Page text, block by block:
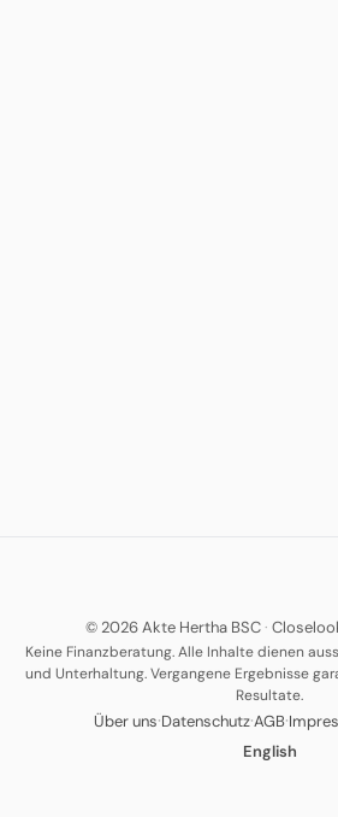
© 2026 Akte Hertha BSC·
Keine Finanzberatung. Alle Inhalte dienen
und Unterhaltung. Vergangene Ergebnisse
Resultate.
Über uns·Datenschutz·AGB·
English